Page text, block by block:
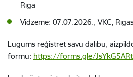
Rīga
Vidzeme: 07.07.2026., VKC,
Lūgums reģistrēt savu dalību,
formu: https://forms.gle/